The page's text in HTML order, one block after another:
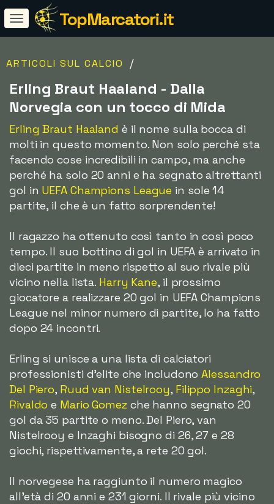
TopMarcatori.it
ARTICOLI SUL CALCIO /
Erling Braut Haaland - Dalla
Norvegia con un tocco di Mida
Erling Braut Haaland è il nome sulla bocca di
molti in questo momento. Non solo perché sta
facendo cose incredibili in campo, ma anche
perché ha solo 20 anni e ha segnato altrettanti
gol in UEFA Champions League in sole 14
partite, il che è un fatto sorprendente!
Il ragazzo ha ottenuto così tanto in così poco
tempo. Il suo bottino di gol in UEFA è arrivato in
dieci partite in meno rispetto al suo rivale più
vicino nella lista. Harry Kane, il prossimo
giocatore a realizzare 20 gol in UEFA Champions
League nel minor numero di partite, lo ha fatto
dopo 24 incontri.
Erling si unisce a una lista di calciatori
professionisti d'elite che includonoAlessandro
Del Piero, Ruud van Nistelrooy, Filippo Inzaghi,
Rivaldo e Mario Gomezche hanno segnato 20
gol da 35 partite o meno. Del Piero, van
Nistelrooy e Inzaghi bisogno di 26, 27 e 28
giochi, rispettivamente, a rete 20 gol.
Il norvegese ha raggiunto il numero magico
all'età di 20 anni e 231 giorni. Il rivale più vicino